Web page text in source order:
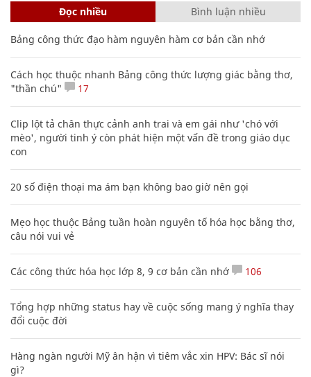
Đọc nhiều Bình luận nhiều
Bảng công thức đạo hàm nguyên hàm cơ bản cần nhớ
Cách học thuộc nhanh Bảng công thức lượng giác bằng thơ,
"thần chú"
17
Clip lột tả chân thực cảnh anh trai và em gái như 'chó với
mèo', người tinh ý còn phát hiện một vấn đề trong giáo dục
con
20 số điện thoại ma ám bạn không bao giờ nên gọi
Mẹo học thuộc Bảng tuần hoàn nguyên tố hóa học bằng thơ,
câu nói vui vẻ
Các công thức hóa học lớp 8, 9 cơ bản cần nhớ 106
Tổng hợp những status hay về cuộc sống mang ý nghĩa thay
đổi cuộc đời
Hàng ngàn người Mỹ ân hận vì tiêm vắc xin HPV: Bác sĩ nói
gì?